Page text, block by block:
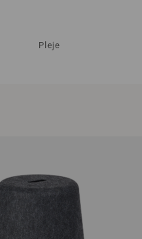
Pleje